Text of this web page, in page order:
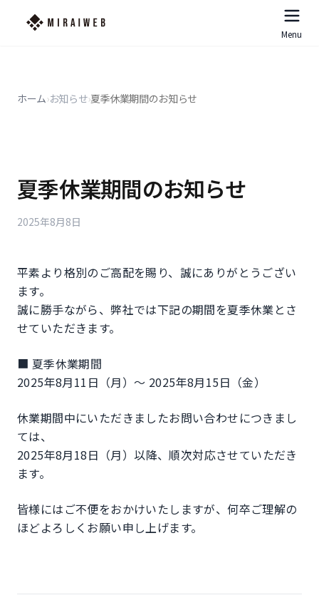
Menu
ホーム›お知らせ›夏季休業期間のお知らせ
夏季休業期間のお知らせ
2025年8月8日
平素より格別のご高配を賜り、誠にありがとうござい
ます。
誠に勝手ながら、弊社では下記の期間を夏季休業とさ
せていただきます。
■ 夏季休業期間
2025年8月11日（月）～ 2025年8月15日（金）
休業期間中にいただきましたお問い合わせにつきまし
ては、
2025年8月18日（月）以降、順次対応させていただき
ます。
皆様にはご不便をおかけいたしますが、何卒ご理解の
ほどよろしくお願い申し上げます。